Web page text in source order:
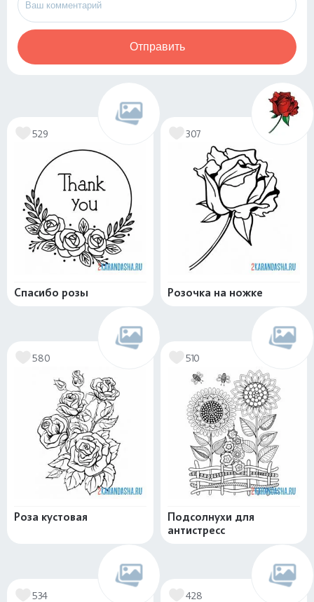
Отправить
529
Спасибо розы
307
Розочка на ножке
580
Роза кустовая
510
Подсолнухи для
антистресс
534 428